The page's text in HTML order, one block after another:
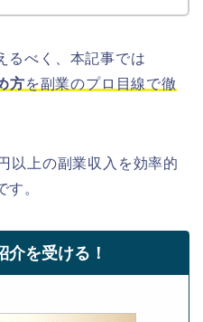
るべく、本記事では
方を副業のプロ目線で徹
以上の副業収入を効率的
。
介を受ける！